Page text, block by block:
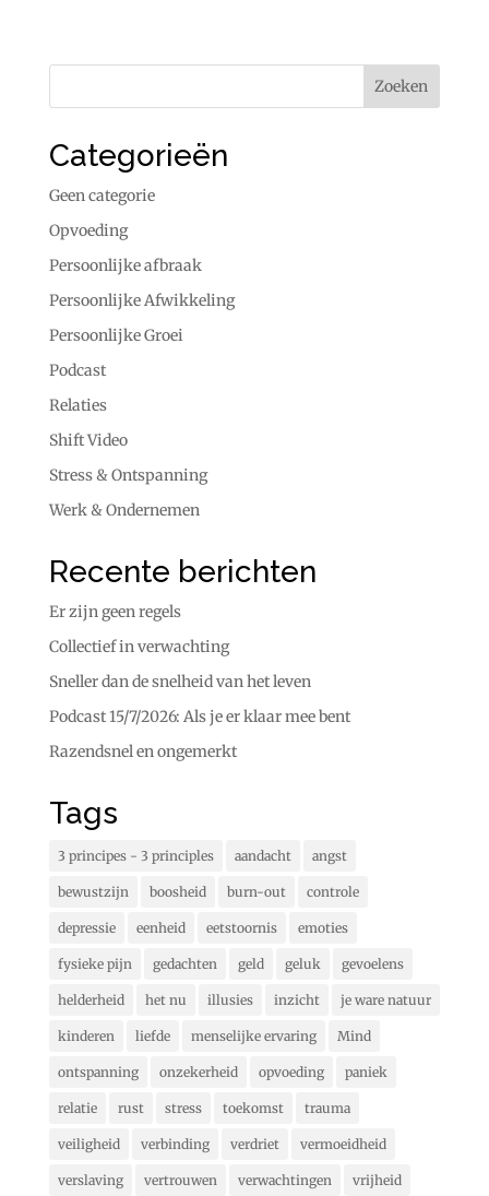
Categorieën
Geen categorie
Opvoeding
Persoonlijke afbraak
Persoonlijke Afwikkeling
Persoonlijke Groei
Podcast
Relaties
Shift Video
Stress & Ontspanning
Werk & Ondernemen
Recente berichten
Er zijn geen regels
Collectief in verwachting
Sneller dan de snelheid van het leven
Podcast 15/7/2026: Als je er klaar mee bent
Razendsnel en ongemerkt
Tags
3 principes - 3 principles aandacht angst
bewustzijn boosheid burn-out controle
depressie eenheid eetstoornis emoties
fysieke pijn gedachten geld geluk gevoelens
helderheid het nu illusies inzicht je ware natuur
kinderen liefde menselijke ervaring Mind
ontspanning onzekerheid opvoeding paniek
relatie rust stress toekomst trauma
veiligheid verbinding verdriet vermoeidheid
verslaving vertrouwen verwachtingen vrijheid